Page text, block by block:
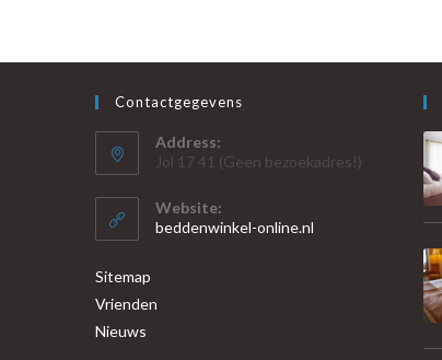
Contactgegevens
Address:
Jol 17 41 (Geen bezoekadres!)
Website:
beddenwinkel-online.nl
Sitemap
Vrienden
Nieuws